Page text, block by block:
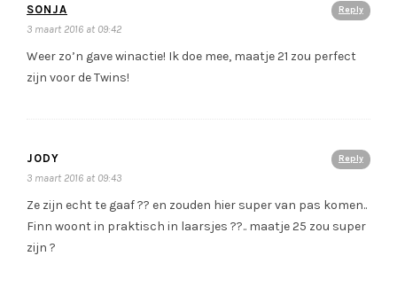
Reply
SONJA
3 maart 2016 at 09:42
Weer zo’n gave winactie! Ik doe mee, maatje 21 zou perfect
zijn voor de Twins!
Reply
JODY
3 maart 2016 at 09:43
Ze zijn echt te gaaf ?? en zouden hier super van pas komen..
Finn woont in praktisch in laarsjes ??.. maatje 25 zou super
zijn ?